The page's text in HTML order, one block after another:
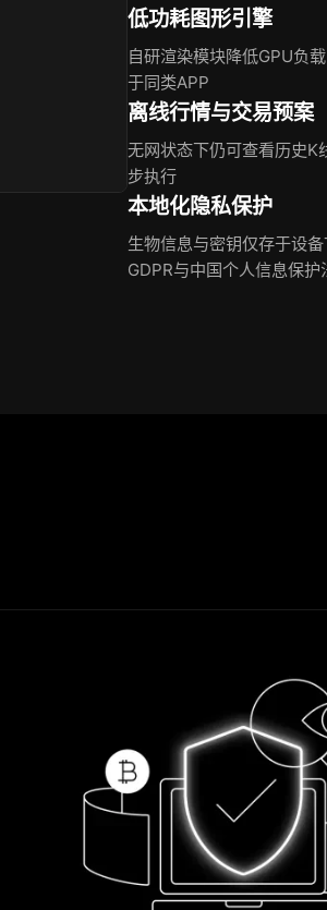
低功耗图形引擎
自研渲染模块降低GPU负
于同类APP
离线行情与交易预案
无网状态下仍可查看历史K
步执行
本地化隐私保护
生物信息与密钥仅存于设
GDPR与中国个人信息保护